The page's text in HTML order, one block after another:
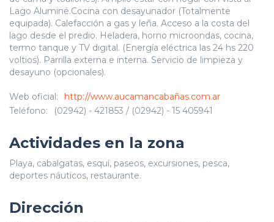
Lago Aluminé.Cocina con desayunador (Totalmente
equipada). Calefacción a gas y leña. Acceso a la costa del
lago desde el predio. Heladera, horno microondas, cocina,
termo tanque y TV digital. (Energía eléctrica las 24 hs 220
voltios). Parrilla externa e interna. Servicio de limpieza y
desayuno (opcionales).
Web oficial:
http://www.aucamancabañas.com.ar
Teléfono:
(02942) - 421853 / (02942) - 15 405941
Actividades en la zona
Playa, cabalgatas, esquí, paseos, excursiones, pesca,
deportes náuticos, restaurante.
Dirección